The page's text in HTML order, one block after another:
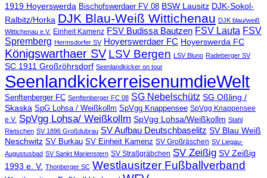
1919 Hoyerswerda Bischofswerdaer FV 08 BSW Lausitz DJK-Sokol-
Ralbitz/Horka DJK Blau-Weiß Wittichenau DJK blau/weiß
Wittichenau e.V. Einheit Kamenz FSV Budissa Bautzen FSV Lauta FSV
Spremberg Hermsdorfer SV Hoyerswerdaer FC Hoyerswerda FC
Königswarthaer SV LSV Bergen LSV Bluno Radeberger SV
SC 1911 Großröhrsdorf Seenlandkicker on tour
SeenlandkickerreisenumdieWelt
Senftenberger FC Senftenberger FC 08 SG Nebelschütz SG Oßling /
Skaska SpG Lohsa / Weißkollm SpVgg Knappensee SpVgg Knappensee
e.V. SpVgg Lohsa/ Weißkollm SpVgg Lohsa/Weißkollm Stahl
Rietschen SV 1896 Großdubrau SV Aufbau Deutschbaselitz SV Blau Weiß
Neschwitz SV Burkau SV Einheit Kamenz SV Großräschen SV Liegau-
Augustusbad SV Sankt Marienstern SV Straßgräbchen SV Zeißig SV Zeißig
1993 e. V. Thonberger SC Westlausitzer Fußballverband